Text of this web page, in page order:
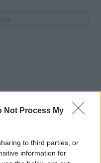
Not Process My
to third parties, or
information for